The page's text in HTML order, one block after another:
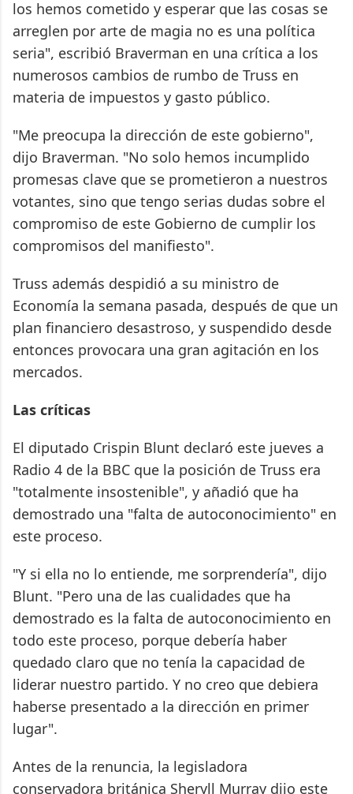
los hemos cometido y esperar que las cosas se
arreglen por arte de magia no es una política
seria", escribió Braverman en una crítica a los
numerosos cambios de rumbo de Truss en
materia de impuestos y gasto público.
"Me preocupa la dirección de este gobierno",
dijo Braverman. "No solo hemos incumplido
promesas clave que se prometieron a nuestros
votantes, sino que tengo serias dudas sobre el
compromiso de este Gobierno de cumplir los
compromisos del manifiesto".
Truss además despidió a su ministro de
Economía la semana pasada, después de que un
plan financiero desastroso, y suspendido desde
entonces provocara una gran agitación en los
mercados.
Las críticas
El diputado Crispin Blunt declaró este jueves a
Radio 4 de la BBC que la posición de Truss era
"totalmente insostenible", y añadió que ha
demostrado una "falta de autoconocimiento" en
este proceso.
"Y si ella no lo entiende, me sorprendería", dijo
Blunt. "Pero una de las cualidades que ha
demostrado es la falta de autoconocimiento en
todo este proceso, porque debería haber
quedado claro que no tenía la capacidad de
liderar nuestro partido. Y no creo que debiera
haberse presentado a la dirección en primer
lugar".
Antes de la renuncia, la legisladora
conservadora británica Sheryll Murray dijo este